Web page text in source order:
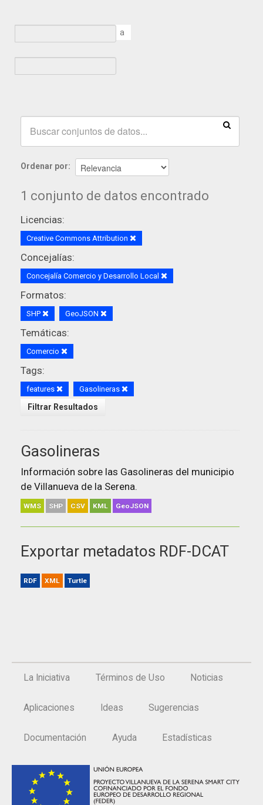
a
Ordenar por
1 conjunto de datos encontrado
Licencias:
Creative Commons Attribution
Concejalías:
Concejalía Comercio y Desarrollo Local
Formatos:
SHP GeoJSON
Temáticas:
Comercio
Tags:
features Gasolineras
Filtrar Resultados
Gasolineras
Información sobre las Gasolineras del municipio
de Villanueva de la Serena.
WMS SHP CSV KML GeoJSON
Exportar metadatos RDF-DCAT
RDF XML Turtle
La Iniciativa Términos de Uso Noticias
Aplicaciones Ideas Sugerencias
Documentación Ayuda Estadísticas